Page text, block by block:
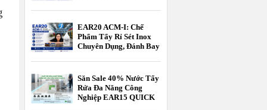
EAR20 ACM-I: Chế
Phẩm Tẩy Rỉ Sét Inox
Chuyên Dụng, Đánh Bay
Tốc
Săn Sale 40% Nước Tẩy
Rửa Đa Năng Công
Nghiệp EAR15 QUICK